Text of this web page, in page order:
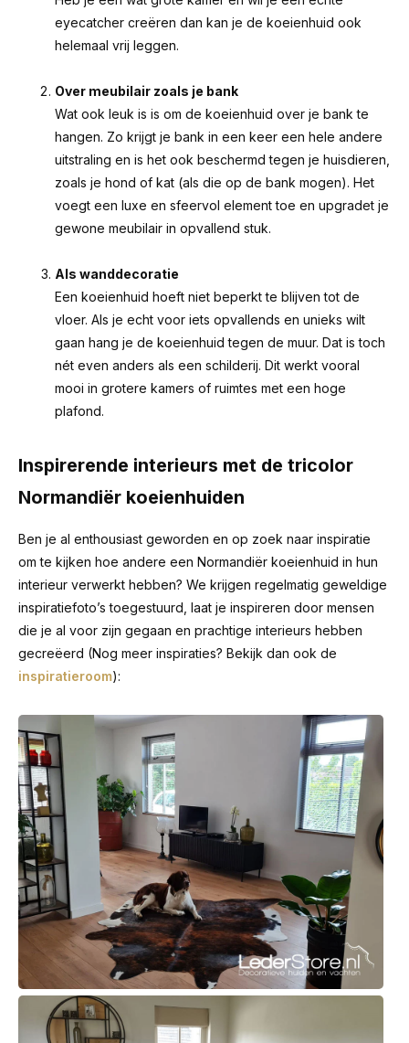
eyecatcher creëren dan kan je de koeienhuid ook
helemaal vrij leggen.
Over meubilair zoals je bank
Wat ook leuk is is om de koeienhuid over je bank te
hangen. Zo krijgt je bank in een keer een hele andere
uitstraling en is het ook beschermd tegen je huisdieren,
zoals je hond of kat (als die op de bank mogen). Het
voegt een luxe en sfeervol element toe en upgradet je
gewone meubilair in opvallend stuk.
Als wanddecoratie
Een koeienhuid hoeft niet beperkt te blijven tot de
vloer. Als je echt voor iets opvallends en unieks wilt
gaan hang je de koeienhuid tegen de muur. Dat is toch
nét even anders als een schilderij. Dit werkt vooral
mooi in grotere kamers of ruimtes met een hoge
plafond.
Inspirerende interieurs met de tricolor
Normandiër koeienhuiden
Ben je al enthousiast geworden en op zoek naar inspiratie
om te kijken hoe andere een Normandiër koeienhuid in hun
interieur verwerkt hebben? We krijgen regelmatig geweldige
inspiratiefoto’s toegestuurd, laat je inspireren door mensen
die je al voor zijn gegaan en prachtige interieurs hebben
gecreëerd (Nog meer inspiraties? Bekijk dan ook de
inspiratieroom):